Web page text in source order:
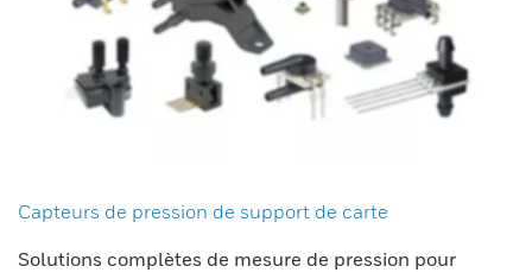
Capteurs de pression de support de carte
Solutions complètes de mesure de pression pour